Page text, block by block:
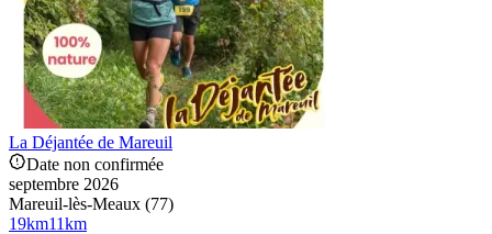
La Déjantée de Mareuil
Date non confirmée
septembre 2026
Mareuil-lès-Meaux (77)
19km11km